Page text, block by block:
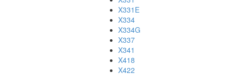
X331E
X334
X334G
X337
X341
X418
X422